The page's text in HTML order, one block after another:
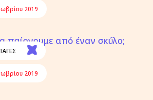
2019
παίρνουμε από έναν σκύλο;
2019